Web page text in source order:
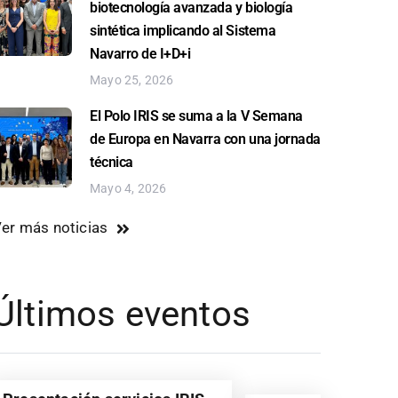
biotecnología avanzada y biología
sintética implicando al Sistema
Navarro de I+D+i
Mayo 25, 2026
El Polo IRIS se suma a la V Semana
de Europa en Navarra con una jornada
técnica
Mayo 4, 2026
más noticias
eventos